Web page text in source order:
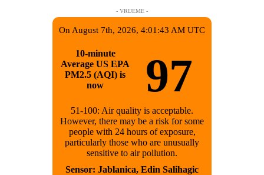
- VRIJEME -
On August 7th, 2026, 4:01:43 AM UTC
10-minute
Average US EPA
PM2.5 (AQI) is
now
97
51-100: Air quality is acceptable.
However, there may be a risk for some
people with 24 hours of exposure,
particularly those who are unusually
sensitive to air pollution.
Sensor: Jablanica, Edin Salihagic